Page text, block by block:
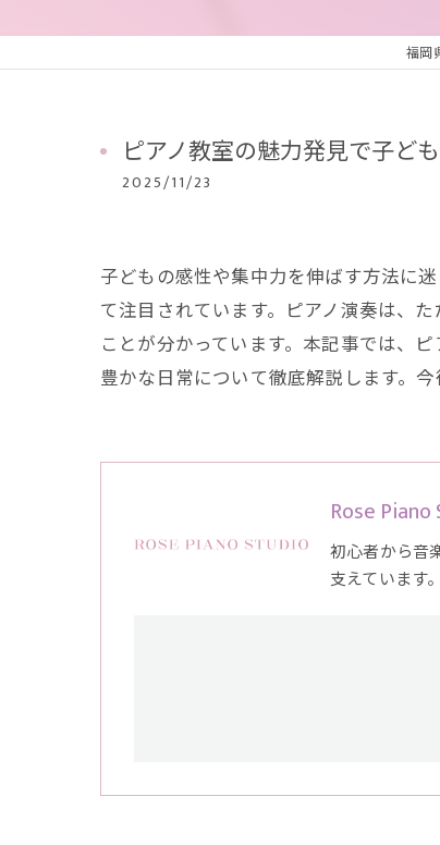
福岡
ピアノ教室の魅力発見で子ど
2025/11/23
子どもの感性や集中力を伸ばす方法に
て注目されています。ピアノ演奏は、
ことが分かっています。本記事では、
豊かな日常について徹底解説します。
Rose
初心者から音
支えています